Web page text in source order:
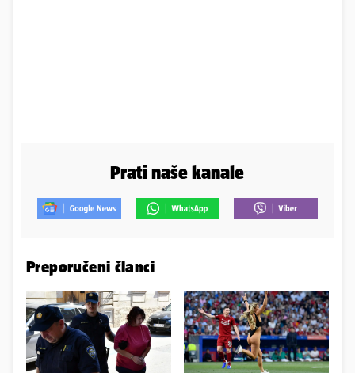
Prati naše kanale
Preporučeni članci